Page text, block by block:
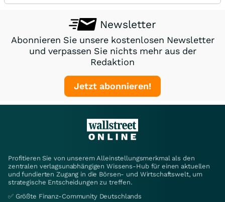
Newsletter
Abonnieren Sie unsere kostenlosen Newsletter
und verpassen Sie nichts mehr aus der
Redaktion
Jetzt abonnieren!
Profitieren Sie von unserem Alleinstellungsmerkmal als den
zentralen verlagsunabhängigen Wissens-Hub für einen aktuellen
und fundierten Zugang in die Börsen- und Wirtschaftswelt, um
strategische Entscheidungen zu treffen.
✅ Größte Finanz-Community Deutschlands